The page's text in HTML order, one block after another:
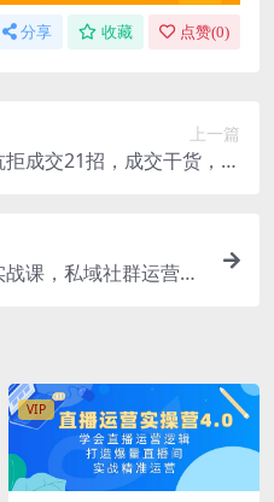
分享 收藏 点赞(0)
上一篇
成交21招，成交干货，直
课，私域社群运营的
VIP